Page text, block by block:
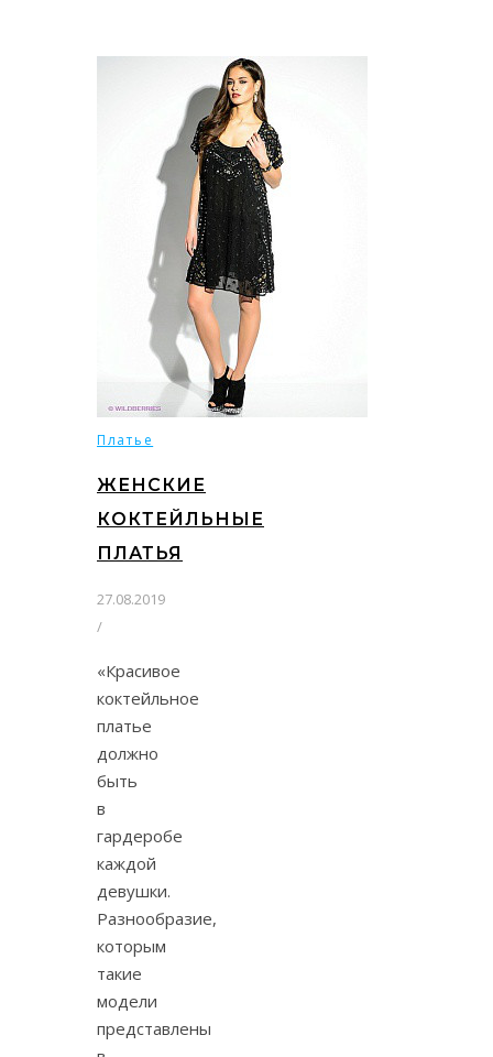
Платье
ЖЕНСКИЕ
КОКТЕЙЛЬНЫЕ
ПЛАТЬЯ
27.08.2019
/
«Красивое
коктейльное
платье
должно
быть
в
гардеробе
каждой
девушки.
Разнообразие,
которым
такие
модели
представлены